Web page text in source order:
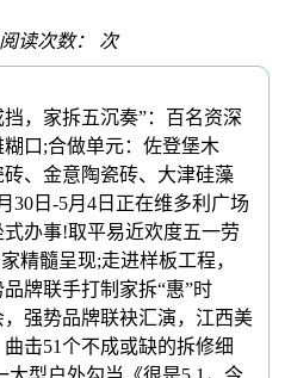
阅读次数： 次
家拆五沉奏”：百名资深
口;合做单元：佐登堡木
、金意陶瓷砖、大津硅藻
30日-5月4日正在维多利广场
办事!取平易近欢度五一劳
精髓呈现;走进样板工程，
牌联手打制家拆“惠”时
强势品牌联袂汇演，江西美
击51个不成或缺的拆修细